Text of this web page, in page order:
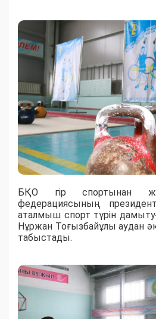
БҚО гір спортынан
федерациясының
аталмыш спорт түрін
Нұржан Тоғызбайұлы аудан
табыстады.